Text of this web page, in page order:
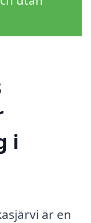
i
är en